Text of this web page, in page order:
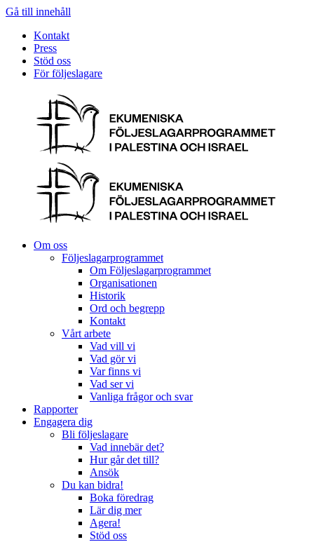
Gå till innehåll
Kontakt
Press
Stöd oss
För följeslagare
Om oss
Följeslagarprogrammet
Om Följeslagarprogrammet
Organisationen
Historik
Ord och begrepp
Kontakt
Vårt arbete
Vad vill vi
Vad gör vi
Var finns vi
Vad ser vi
Vanliga frågor och svar
Rapporter
Engagera dig
Bli följeslagare
Vad innebär det?
Hur går det till?
Ansök
Du kan bidra!
Boka föredrag
Lär dig mer
Agera!
Stöd oss